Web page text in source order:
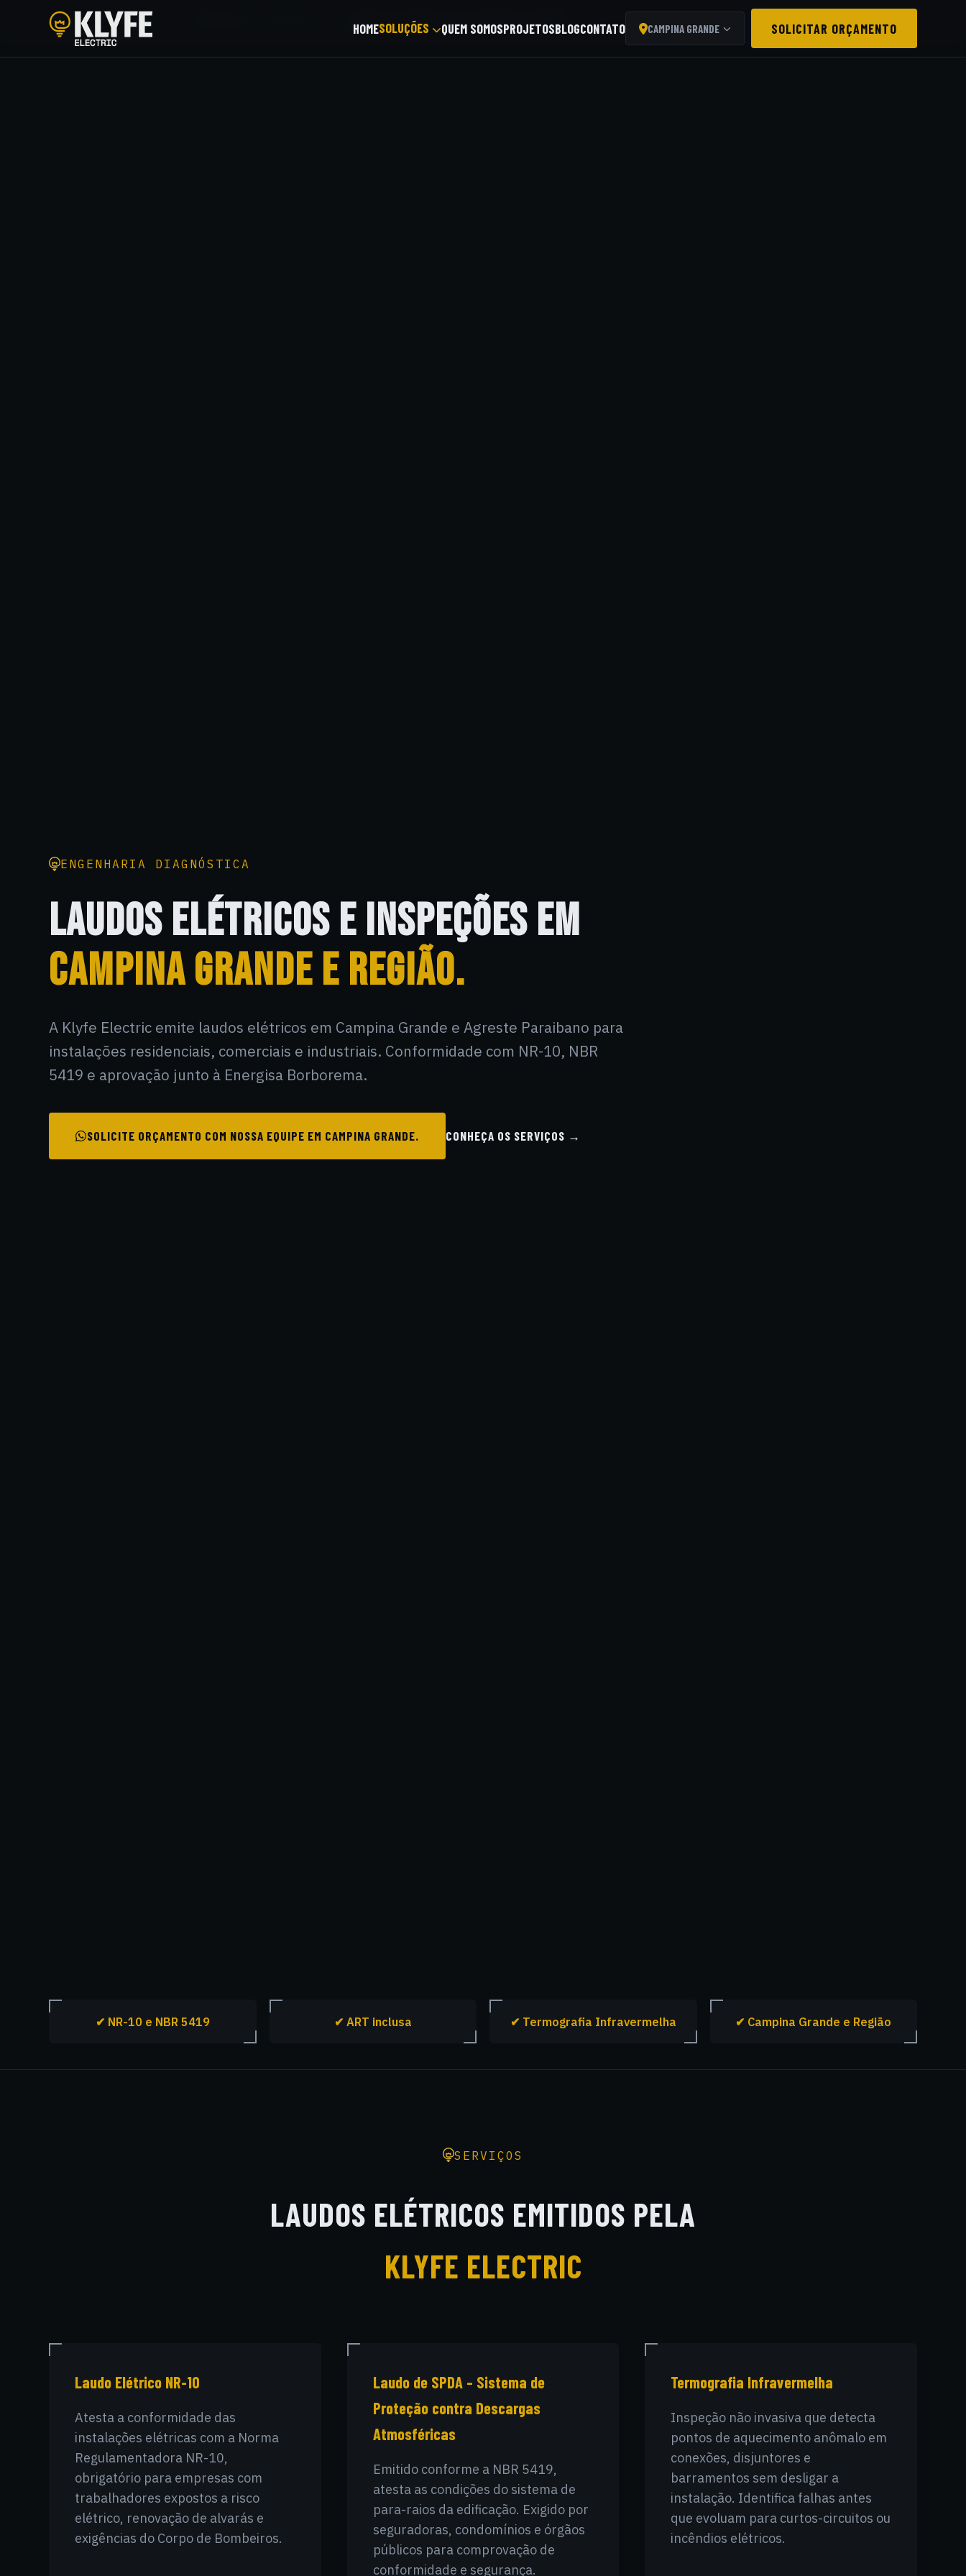
Klyfe Electric
HOMESOLUÇÕES QUEM SOMOSPROJETOSBLOGCONTATO CAMPINA GRANDE SOLICITAR ORÇAMENTO
HOME / SOLUÇÕES LAUDOS ELÉTRICOS EM CAMPINA GRANDE
ENGENHARIA DIAGNÓSTICA
LAUDOS ELÉTRICOS E INSPEÇÕES EM
CAMPINA GRANDE E REGIÃO.
A Klyfe Electric emite laudos elétricos em Campina Grande e Agreste Paraibano para
instalações residenciais, comerciais e industriais. Conformidade com NR-10, NBR
5419 e aprovação junto à Energisa Borborema.
SOLICITE ORÇAMENTO COM NOSSA EQUIPE EM CAMPINA GRANDE. CONHEÇA OS SERVIÇOS →
✔ NR-10 e NBR 5419 ✔ ART inclusa ✔ Termografia Infravermelha ✔ Campina Grande e Região
SERVIÇOS
LAUDOS ELÉTRICOS EMITIDOS PELA
KLYFE ELECTRIC
Laudo Elétrico NR-10
Atesta a conformidade das
instalações elétricas com a Norma
Regulamentadora NR-10,
obrigatório para empresas com
trabalhadores expostos a risco
elétrico, renovação de alvarás e
exigências do Corpo de Bombeiros.
Laudo de SPDA – Sistema de
Proteção contra Descargas
Atmosféricas
Emitido conforme a NBR 5419,
atesta as condições do sistema de
para-raios da edificação. Exigido por
seguradoras, condomínios e órgãos
públicos para comprovação de
conformidade e segurança.
Termografia Infravermelha
Inspeção não invasiva que detecta
pontos de aquecimento anômalo em
conexões, disjuntores e
barramentos sem desligar a
instalação. Identifica falhas antes
que evoluam para curtos-circuitos ou
incêndios elétricos.